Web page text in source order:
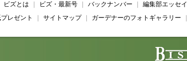
ビズとは ビズ・最新号｜ バックナンバー 編集部エッセイ
レゼント サイトマップ｜ ガーデナーのフォトギャラリー